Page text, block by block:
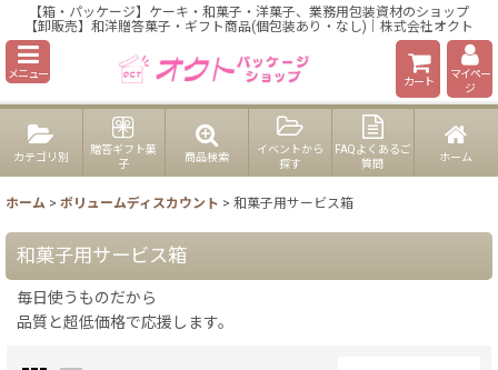
【箱・パッケージ】ケーキ・和菓子・洋菓子、業務用包装資材のショップ
【卸販売】和洋贈答菓子・ギフト商品(個包装あり・なし)｜株式会社オクト
メニュー
カート
マイペー
ジ
カテゴリ別
贈答ギフト菓
子
商品検索
イベントから
探す
FAQよくあるご
質問
ホーム
ホーム > ボリュームディスカウント > 和菓子用サービス箱
和菓子用サービス箱
毎日使うものだから
品質と超低価格で応援します。